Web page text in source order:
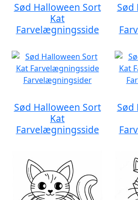
Sød Halloween Sort
Kat
Farvelægningsside
Sød
Sød Halloween Sort
Kat
Farvelægningsside
Sød